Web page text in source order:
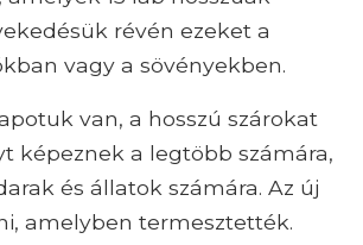
révén ezeket a
vagy a sövényekben.
van, a hosszú szárokat
képeznek a legtöbb számára,
és állatok számára. Az új
amelyben termesztették.